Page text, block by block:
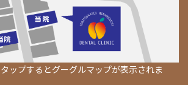
ップするとグーグルマップが表示されま